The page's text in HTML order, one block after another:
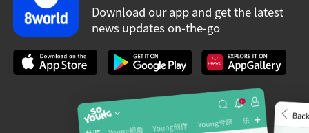
Download our app and get the latest
news updates on-the-go